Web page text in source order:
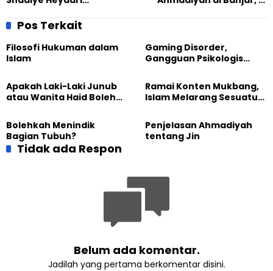
Islam di London
Pos Terkait
Filosofi Hukuman dalam
Islam
Gaming Disorder,
Gangguan Psikologis
WHO
Apakah Laki-Laki Junub
atau Wanita Haid Boleh
Ramai Konten Mukbang,
Islam Melarang Sesuatu
Bolehkah Menindik
Bagian Tubuh?
Penjelasan Ahmadiyah
tentang Jin
Tidak ada Respon
Belum ada komentar.
Jadilah yang pertama berkomentar disini.